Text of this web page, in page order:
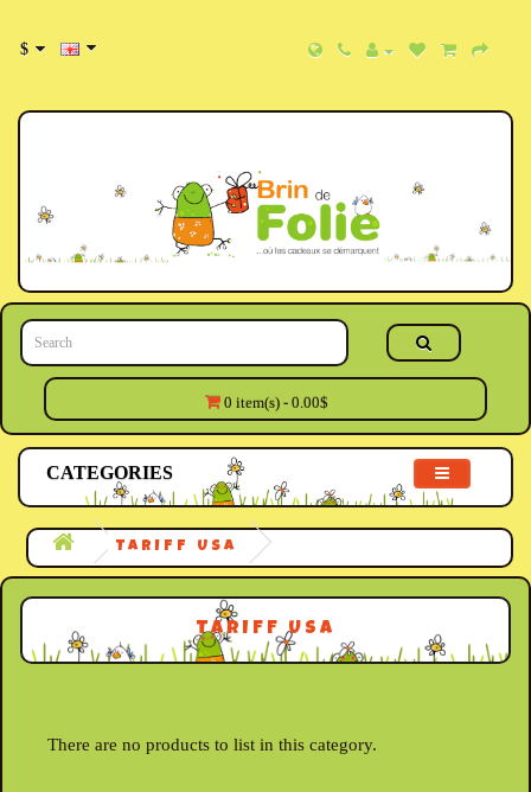
$
0 item(s) - 0.00$
CATEGORIES
TARIFF USA
TARIFF USA
There are no products to list in this category.